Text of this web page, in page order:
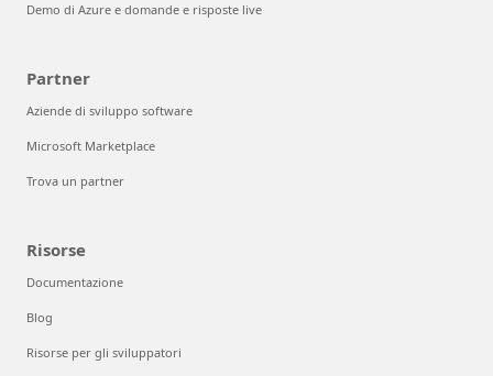
Demo di Azure e domande e risposte live
Partner
Aziende di sviluppo software
Microsoft Marketplace
Trova un partner
Risorse
Documentazione
Blog
Risorse per gli sviluppatori